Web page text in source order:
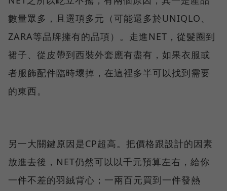
數量眾多，且選項多元（可能還多於UNIQLO、
ZARA等品牌擁有的品項）。走進NET，從髮圈到
裙子、從皮帶到西裝外套應有盡有，如果衣服或
者服飾配件臨時壞掉，在這裡多半可以找到需要
的東西。
另一大關鍵原因是CP超高。把價格跟設計的因素
放進去後，NET仍然可以以千元預算左右，給你
一件不差的羽絨背心；一兩百元買到一件發熱